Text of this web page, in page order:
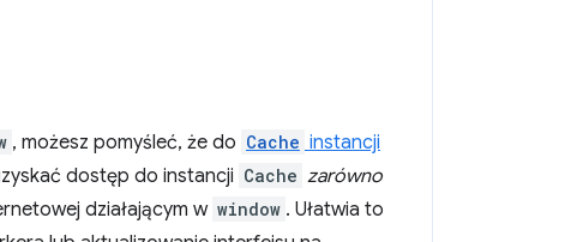
, możesz pomyśleć, że do Cache instancji
dostęp do instancji Cache zarówno
działającym w window . Ułatwia to